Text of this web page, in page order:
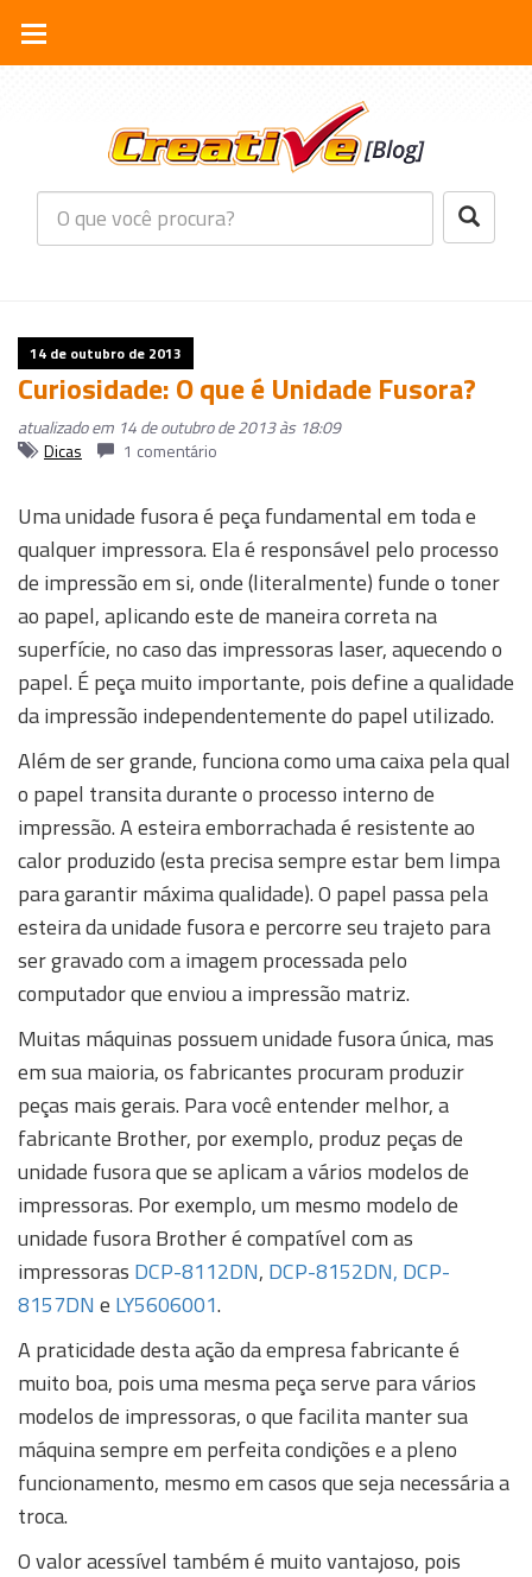
14 de outubro de 2013
Curiosidade: O que é Unidade Fusora?
atualizado em 14 de outubro de 2013 às 18:09
Dicas
1 comentário
Uma unidade fusora é peça fundamental em toda e
qualquer impressora. Ela é responsável pelo processo
de impressão em si, onde (literalmente) funde o toner
ao papel, aplicando este de maneira correta na
superfície, no caso das impressoras laser, aquecendo o
papel. É peça muito importante, pois define a qualidade
da impressão independentemente do papel utilizado.
Além de ser grande, funciona como uma caixa pela qual
o papel transita durante o processo interno de
impressão. A esteira emborrachada é resistente ao
calor produzido (esta precisa sempre estar bem limpa
para garantir máxima qualidade). O papel passa pela
esteira da unidade fusora e percorre seu trajeto para
ser gravado com a imagem processada pelo
computador que enviou a impressão matriz.
Muitas máquinas possuem unidade fusora única, mas
em sua maioria, os fabricantes procuram produzir
peças mais gerais. Para você entender melhor, a
fabricante Brother, por exemplo, produz peças de
unidade fusora que se aplicam a vários modelos de
impressoras. Por exemplo, um mesmo modelo de
unidade fusora Brother é compatível com as
impressoras DCP-8112DN, DCP-8152DN, DCP-
8157DN e LY5606001.
A praticidade desta ação da empresa fabricante é
muito boa, pois uma mesma peça serve para vários
modelos de impressoras, o que facilita manter sua
máquina sempre em perfeita condições e a pleno
funcionamento, mesmo em casos que seja necessária a
troca.
O valor acessível também é muito vantajoso, pois